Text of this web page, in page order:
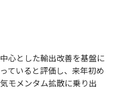
心とした輸出改善を基盤に
ていると評価し、来年初め
モメンタム拡散に乗り出